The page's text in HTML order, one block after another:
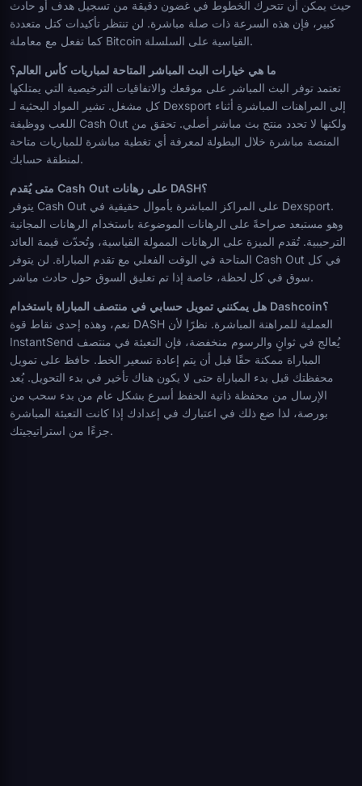
حيث يمكن أن تتحرك الخطوط في غضون دقيقة من تسجيل هدف أو حادث
كبير، فإن هذه السرعة ذات صلة مباشرة. لن تنتظر تأكيدات كتل متعددة
كما تفعل مع معاملة Bitcoin القياسية على السلسلة.
ما هي خيارات البث المباشر المتاحة لمباريات كأس العالم؟
تعتمد توفر البث المباشر على موقعك والاتفاقيات الترخيصية التي يمتلكها
كل مشغل. تشير المواد البحثية لـ Dexsport إلى المراهنات المباشرة أثناء
اللعب ووظيفة Cash Out ولكنها لا تحدد منتج بث مباشر أصلي. تحقق من
المنصة مباشرة خلال البطولة لمعرفة أي تغطية مباشرة للمباريات متاحة
لمنطقة حسابك.
متى يُقدم Cash Out على رهانات DASH؟
يتوفر Cash Out على المراكز المباشرة بأموال حقيقية في Dexsport.
وهو مستبعد صراحةً على الرهانات الموضوعة باستخدام الرهانات المجانية
الترحيبية. تُقدم الميزة على الرهانات الممولة القياسية، وتُحدّث قيمة العائد
المتاحة في الوقت الفعلي مع تقدم المباراة. لن يتوفر Cash Out في كل
سوق في كل لحظة، خاصة إذا تم تعليق السوق حول حادث مباشر.
هل يمكنني تمويل حسابي في منتصف المباراة باستخدام Dashcoin؟
نعم، وهذه إحدى نقاط قوة DASH العملية للمراهنة المباشرة. نظرًا لأن
InstantSend يُعالج في ثوانٍ والرسوم منخفضة، فإن التعبئة في منتصف
المباراة ممكنة حقًا قبل أن يتم إعادة تسعير الخط. حافظ على تمويل
محفظتك قبل بدء المباراة حتى لا يكون هناك تأخير في بدء التحويل. يُعد
الإرسال من محفظة ذاتية الحفظ أسرع بشكل عام من بدء سحب من
بورصة، لذا ضع ذلك في اعتبارك في إعدادك إذا كانت التعبئة المباشرة
جزءًا من استراتيجيتك.